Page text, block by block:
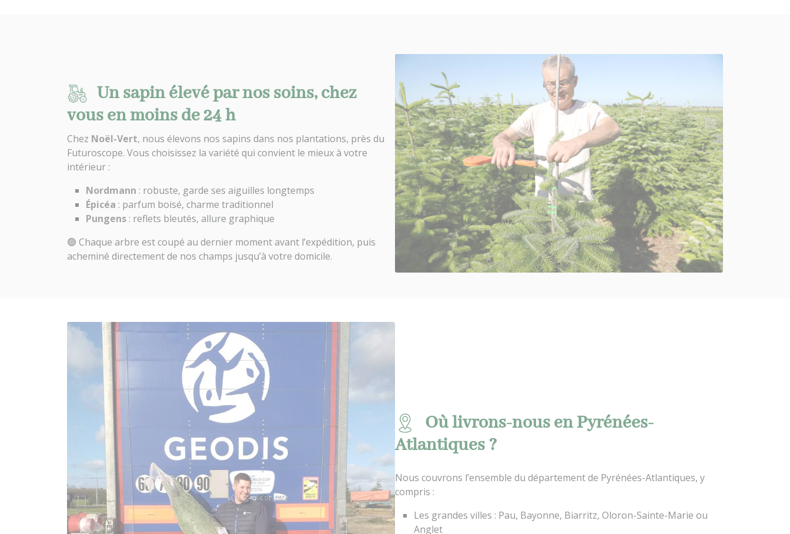
Un sapin élevé par nos soins, chez
vous en moins de 24 h
Chez Noël-Vert, nous élevons nos sapins dans nos plantations, près du
Futuroscope. Vous choisissez la variété qui convient le mieux à votre
intérieur :
Nordmann : robuste, garde ses aiguilles longtemps
Épicéa : parfum boisé, charme traditionnel
Pungens : reflets bleutés, allure graphique
🟢 Chaque arbre est coupé au dernier moment avant l’expédition, puis
acheminé directement de nos champs jusqu’à votre domicile.
Où livrons-nous en Pyrénées-
Atlantiques ?
Nous couvrons l’ensemble du département de Pyrénées-Atlantiques, y
compris :
Les grandes villes : Pau, Bayonne, Biarritz, Oloron-Sainte-Marie ou
Anglet